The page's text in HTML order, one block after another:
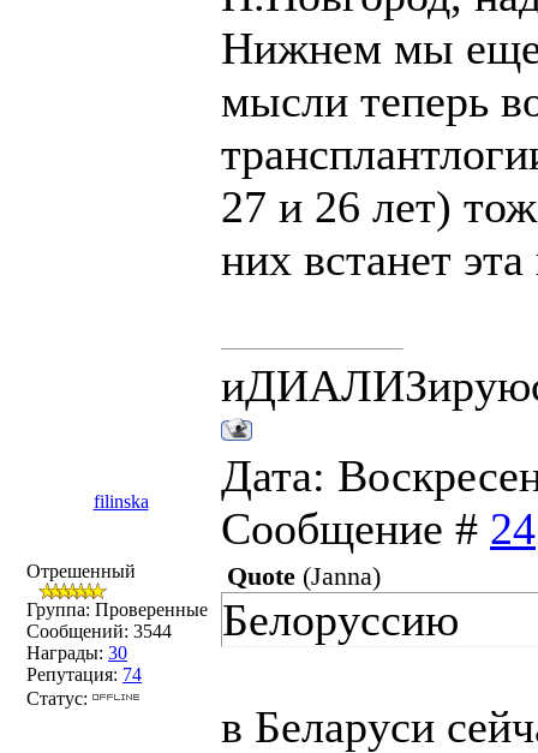
Нижнем мы
мысли теперь
27 и 26 лет)
них встанет
filinska
Дата:
Сообщение # 24
Отрешенный
Группа: Проверенные
Сообщений: 3544
Награды: 30
Репутация: 74
Статус:
Quote (Janna)
Белоруссию
в Беларуси